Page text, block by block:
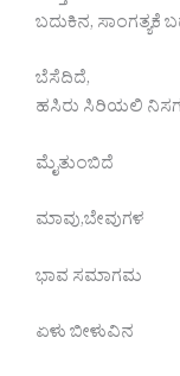
ಬದುಕಿನ, ಸಾಂಗತ್ಯಕೆ
ಬೆಸೆದಿದೆ,
ಹಸಿರು ಸಿರಿಯಲಿ
ಮೈತುಂಬಿದೆ
ಮಾವು,ಬೇವುಗಳ
ಭಾವ ಸಮಾಗಮ
ಏಳು ಬೀಳುವಿನ